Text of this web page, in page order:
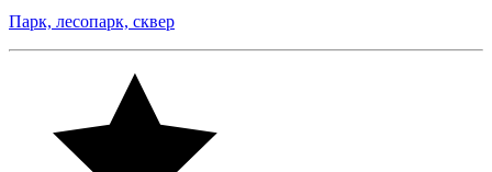
Парк, лесопарк, сквер